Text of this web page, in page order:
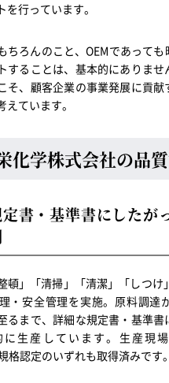
を行っています。
ちろんのこと、OEMであって
することは、基本的にありませ
そ、顧客企業の事業発展に貢献
えています。
化学株式会社の品
書・基準書にしたが
頓」「清掃」「清潔」「しつけ
・安全管理を実施。原料調達
るまで、詳細な規定書・基準書
生産しています。生産現場
格認定のいずれも取得済みです。